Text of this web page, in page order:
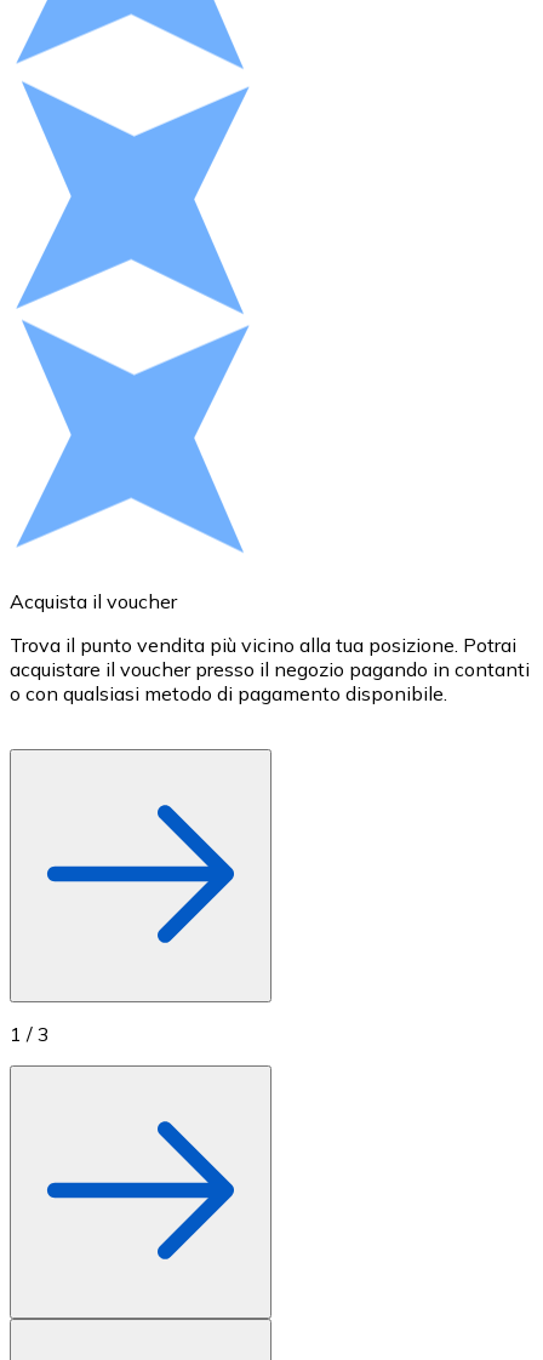
XRP
Vedi tutto
Acquista criptovalute in contanti e altri mezzi di
Acquista con contanti
Bonifico SEPA
Aggiungi fondi al tuo conto Bitnovo o fai acquisti
Acquista con bonifico bancario
Carta di credito / debito
Usa le carte Visa e Mastercard per acquistare
Acquista con carta
Negozio - Carte regalo
Nuovo
Acquista il voucher
Trova il punto vendita più vicino alla tua posizione. Potrai
acquistare il voucher presso il negozio pagando in contanti
o con qualsiasi metodo di pagamento disponibile.
1 / 3